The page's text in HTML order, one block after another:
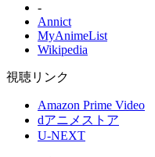
-
Annict
MyAnimeList
Wikipedia
視聴リンク
Amazon Prime Video
dアニメストア
U-NEXT